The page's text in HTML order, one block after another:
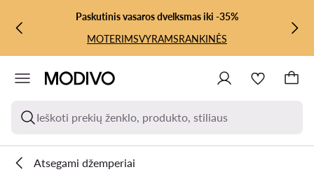
PEREITI PRIE PAGRINDINIO TURINIO
PEREITI Į PAIEŠKĄPaskutinis vasaros dvelksmas iki -35%
MOTERIMSVYRAMSRANKINĖS
Ieškoti prekių ženklo, produkto, stiliaus
Atsegami džemperiai